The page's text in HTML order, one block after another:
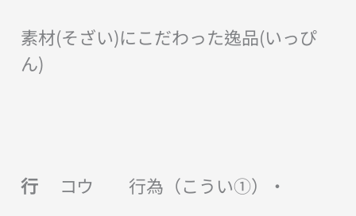
素材(そざい)にこだわった逸品(いっぴ
ん)
行コウ 行為（こうい①）・